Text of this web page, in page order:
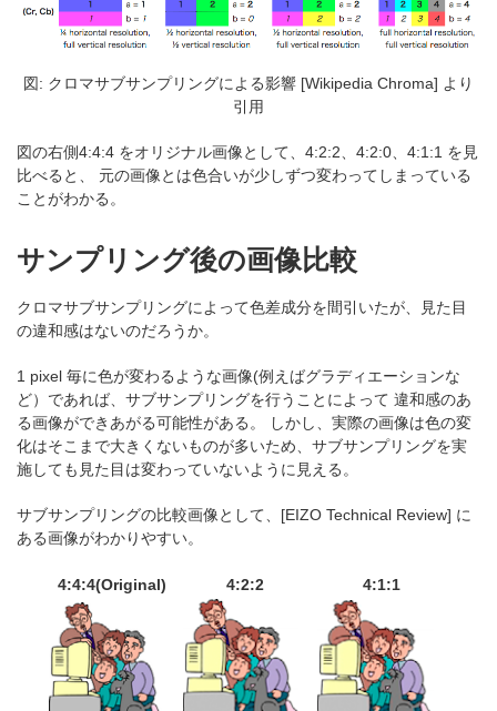
図: クロマサブサンプリングによる影響 [Wikipedia Chroma] より
引用
図の右側4:4:4 をオリジナル画像として、4:2:2、4:2:0、4:1:1 を見
比べると、 元の画像とは色合いが少しずつ変わってしまっている
ことがわかる。
サンプリング後の画像比較
クロマサブサンプリングによって色差成分を間引いたが、見た目
の違和感はないのだろうか。
1 pixel 毎に色が変わるような画像(例えばグラディエーションな
ど）であれば、サブサンプリングを行うことによって 違和感のあ
る画像ができあがる可能性がある。 しかし、実際の画像は色の変
化はそこまで大きくないものが多いため、サブサンプリングを実
施しても見た目は変わっていないように見える。
サブサンプリングの比較画像として、[EIZO Technical Review] に
ある画像がわかりやすい。
4:4:4(Original) 4:2:2 4:1:1